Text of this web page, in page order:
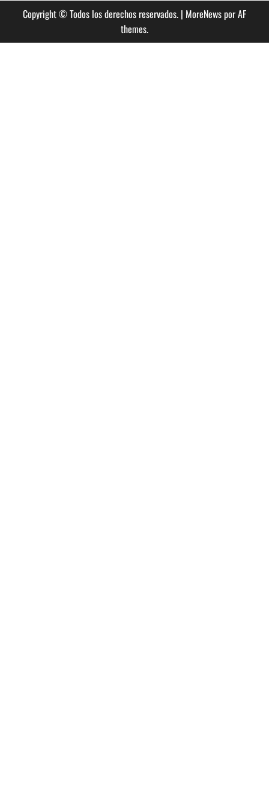
Copyright © Todos los derechos reservados. | MoreNewspor AF
themes.